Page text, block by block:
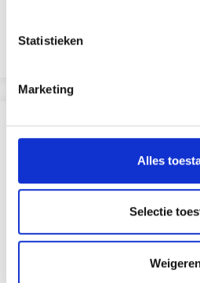
Statistieken
Marketing
Alles
Selectie
ANDEREN KOCHTEN OOK